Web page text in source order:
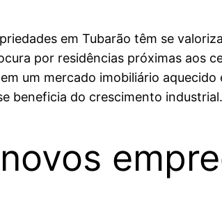
em Tubarão têm se
por residências próximas aos
um mercado imobiliário
beneficia do crescimento industrial.